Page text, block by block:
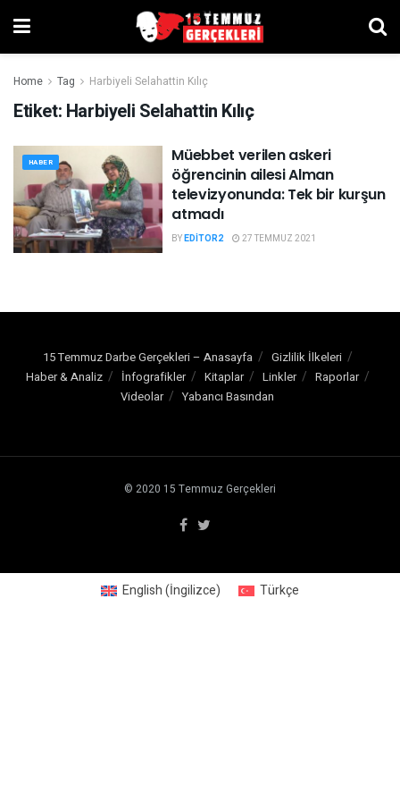
Home Tag Harbiyeli Selahattin Kılıç
Etiket: Harbiyeli Selahattin Kılıç
HABER
Müebbet verilen askeri
öğrencinin ailesi Alman
televizyonunda: Tek bir kurşun
atmadı
BYEDITOR2 27 TEMMUZ 2021
15 Temmuz Darbe Gerçekleri – Anasayfa
Gizlilik İlkeleri
Haber & Analiz
İnfografikler Kitaplar Linkler
Raporlar
Videolar
Yabancı Basından
© 2020 15 Temmuz Gerçekleri
English(İngilizce) Türkçe